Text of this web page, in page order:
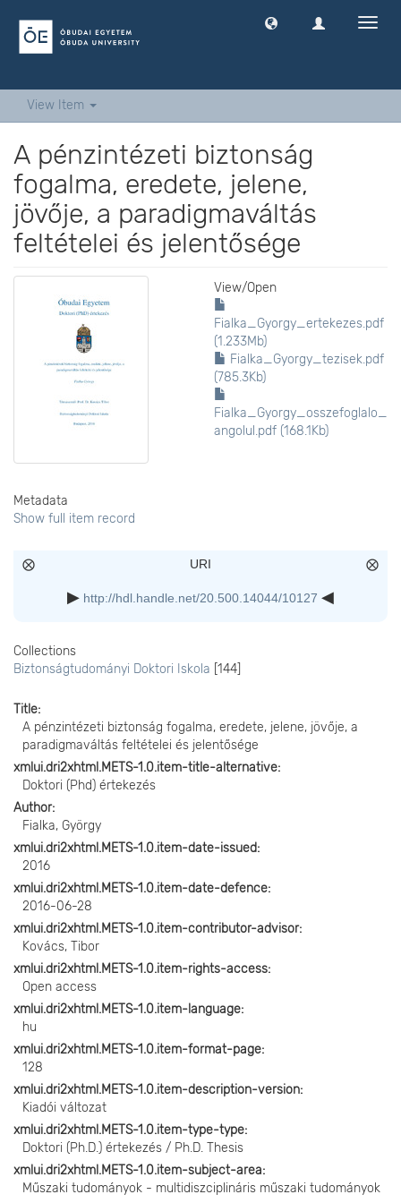
View Item
A pénzintézeti biztonság
fogalma, eredete, jelene,
jövője, a paradigmaváltás
feltételei és jelentősége
View/Open
Fialka_Gyorgy_ertekezes.pdf
(1.233Mb)
Fialka_Gyorgy_tezisek.pdf
(785.3Kb)
Fialka_Gyorgy_osszefoglalo_
angolul.pdf (168.1Kb)
Metadata
Show full item record
URI
http://hdl.handle.net/20.500.14044/10127
Collections
Biztonságtudományi Doktori Iskola [144]
Title
A pénzintézeti biztonság fogalma, eredete, jelene, jövője, a
paradigmaváltás feltételei és jelentősége
xmlui.dri2xhtml.METS-1.0.item-title-alternative
Doktori (Phd) értekezés
Author
Fialka, György
xmlui.dri2xhtml.METS-1.0.item-date-issued
2016
xmlui.dri2xhtml.METS-1.0.item-date-defence
2016-06-28
xmlui.dri2xhtml.METS-1.0.item-contributor-advisor
Kovács, Tibor
xmlui.dri2xhtml.METS-1.0.item-rights-access
Open access
xmlui.dri2xhtml.METS-1.0.item-language
hu
xmlui.dri2xhtml.METS-1.0.item-format-page
128
xmlui.dri2xhtml.METS-1.0.item-description-version
Kiadói változat
xmlui.dri2xhtml.METS-1.0.item-type-type
Doktori (Ph.D.) értekezés / Ph.D. Thesis
xmlui.dri2xhtml.METS-1.0.item-subject-area
Műszaki tudományok - multidiszciplináris műszaki tudományok